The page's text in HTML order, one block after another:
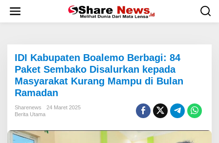
w
IDI Kabupaten Boalemo Berbagi: 84
Paket Sembako Disalurkan kepada
Masyarakat Kurang Mampu di Bulan
Ramadan
Sharenews
24 Maret 2025
Berita Utama